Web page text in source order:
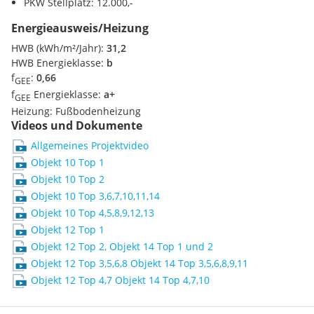
Bildungsangebot umfasst neun Volks- und fünf
Hauptschulen, mehrere Gymnasien, Höhere Lehranstalten
(HTL, HAK), eine Landesberufsschule sowie die renommierte
Militärakademie. Zudem beherbergt die Stadt die erste
Fachhochschule Österreichs mit Schwerpunkten in Technik,
Wirtschaft, Gesundheit, Sport und Sicherheit.
Kultur & Freizeit
Wiener Neustadt bietet ein vielfältiges kulturelles Angebot
mit Einrichtungen wie den Kasematten, dem Museum St.
Peter an der Sperr und dem Stadttheater. Für Jugendliche
gibt es das Mäx, einen neuen Treffpunkt mit Konzerten, DJ-
Nights und Workshops.
Die Stadt verfügt über 250 Hektar Grünfläche und 27
Spielplätze, darunter den höchsten Rutschenturm
Niederösterreichs im Stadtpark. Die nahegelegenen
Erholungsgebiete Hohe Wand, Rax, Schneeberg, Rosalia und
der Neusiedlersee laden zu Ausflügen ein.
Energieausweis/Heizung
HWB (kWh/m²/Jahr): 31,2
HWB Energieklasse: b
fGEE: 0,66
fGEE Energieklasse: a+
Heizung: Fußbodenheizung
Videos und Dokumente
Allgemeines Projektvideo
Objekt 10 Top 1
Objekt 10 Top 2
Objekt 10 Top 3,6,7,10,11,14
Objekt 10 Top 4,5,8,9,12,13
Objekt 12 Top 1
Objekt 12 Top 2, Objekt 14 Top 1 und 2
Objekt 12 Top 3,5,6,8 Objekt 14 Top 3,5,6,8,9,11
Objekt 12 Top 4,7 Objekt 14 Top 4,7,10